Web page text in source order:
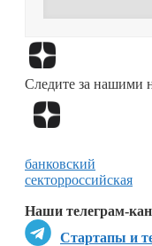
Следите за нашими
Наши телеграм-
Стартапы и
банковский
секторроссийская